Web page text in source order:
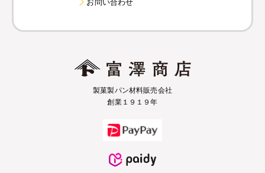
製菓製パン材料販売会社
創業１９１９年